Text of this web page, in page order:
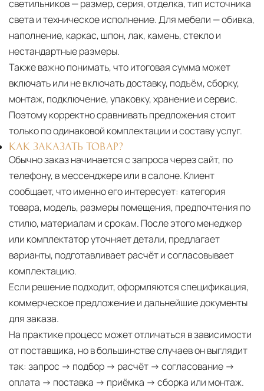
светильников — размер, серия, отделка, тип источника
света и техническое исполнение. Для мебели — обивка,
наполнение, каркас, шпон, лак, камень, стекло и
нестандартные размеры.
Также важно понимать, что итоговая сумма может
включать или не включать доставку, подъём, сборку,
монтаж, подключение, упаковку, хранение и сервис.
Поэтому корректно сравнивать предложения стоит
только по одинаковой комплектации и составу услуг.
КАК ЗАКАЗАТЬ ТОВАР?
Обычно заказ начинается с запроса через сайт, по
телефону, в мессенджере или в салоне. Клиент
сообщает, что именно его интересует: категория
товара, модель, размеры помещения, предпочтения по
стилю, материалам и срокам. После этого менеджер
или комплектатор уточняет детали, предлагает
варианты, подготавливает расчёт и согласовывает
комплектацию.
Если решение подходит, оформляются спецификация,
коммерческое предложение и дальнейшие документы
для заказа.
На практике процесс может отличаться в зависимости
от поставщика, но в большинстве случаев он выглядит
так: запрос → подбор → расчёт → согласование →
оплата → поставка → приёмка → сборка или монтаж.